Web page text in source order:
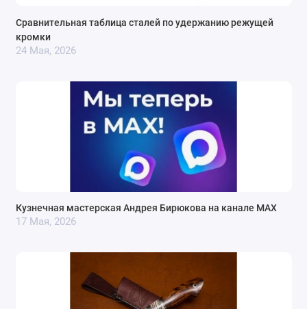
Сравнительная таблица сталей по удержанию режущей
кромки
24 Мая, 2026
Кузнечная мастерская Андрея Бирюкова на канале MAX
17 Мая, 2026